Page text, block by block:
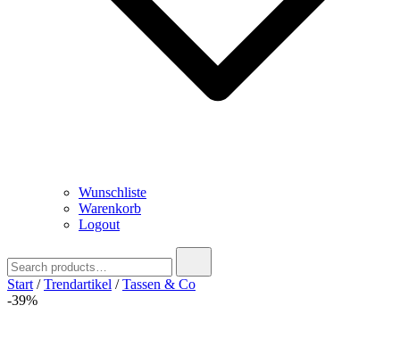
Wunschliste
Warenkorb
Logout
for:
Start /Trendartikel /Tassen & Co
-39%